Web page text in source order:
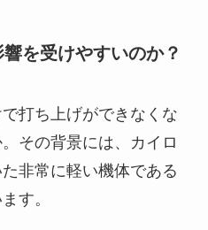
を受けやすいのか？
打ち上げができなくな
その背景には、カイロ
非常に軽い機体である
す。